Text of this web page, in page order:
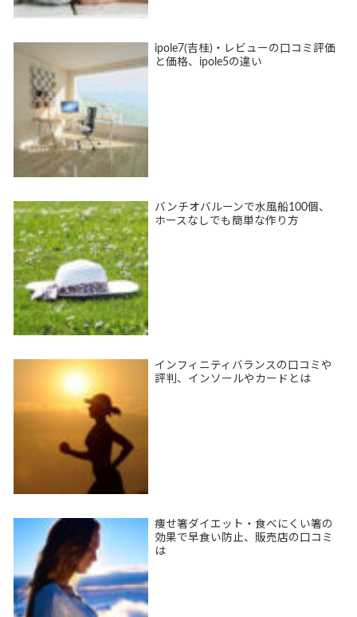
ipole7(吉桂)・レビューの口コミ評価
と価格、ipole5の違い
バンチオバルーンで水風船100個、
ホースなしでも簡単な作り方
インフィニティバランスの口コミや
評判、インソールやカードとは
痩せ箸ダイエット・食べにくい箸の
効果で早食い防止、販売店の口コミ
は